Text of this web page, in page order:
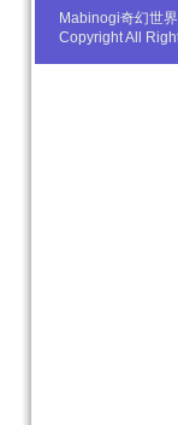
Mabinogi奇幻世
Copyright All